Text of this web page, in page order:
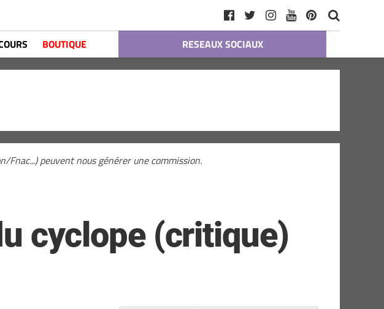
BOUTIQUE RESEAUX SOCIAUX
Fnac...) peuvent nous générer une commission.
cyclope (critique)